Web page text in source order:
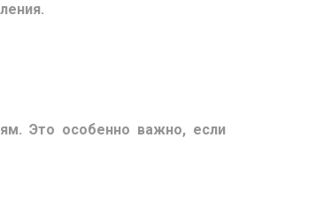
Это особенно важно, если